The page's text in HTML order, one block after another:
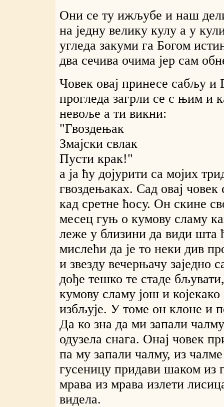
Они се ту ижљубе и наш
на једну велику кулу а у
угледа закуми га Богом
два сечива очима јер сам
Човек овај принесе сабљу и
прогледа загрли се с њим и
невоље а ти викни:
"Гвоздењак
Змајски свлак
Пусти крак!"
а ја ћу дојурити са мојих
гвоздењаках. Сад овај
кад сретне ћосу. Он скине
месец гуњ о кумову сламу
леже у близини да види шта
мислећи да је то неки див
и звезду вечерњачу заједно
дође тешко те стаде
кумову сламу још и
избљује. У томе он клоне и
Да ко зна да ми запали
одузела снага. Онај човек
па му запали чалму, из
гусеницу придави шаком из
мрава из мрава излети
видела.